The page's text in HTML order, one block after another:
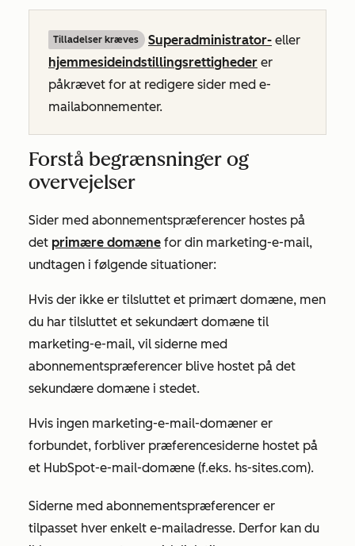
Tilladelser kræves Superadministrator- eller
hjemmesideindstillingsrettigheder er
påkrævet for at redigere sider med e-
mailabonnementer.
Forstå begrænsninger og
overvejelser
Sider med abonnementspræferencer hostes på
det primære domæne for din marketing-e-mail,
undtagen i følgende situationer:
Hvis der ikke er tilsluttet et primært domæne, men
du har tilsluttet et sekundært domæne til
marketing-e-mail, vil siderne med
abonnementspræferencer blive hostet på det
sekundære domæne i stedet.
Hvis ingen marketing-e-mail-domæner er
forbundet, forbliver præferencesiderne hostet på
et HubSpot-e-mail-domæne (f.eks. hs-sites.com).
Siderne med abonnementspræferencer er
tilpasset hver enkelt e-mailadresse. Derfor kan du